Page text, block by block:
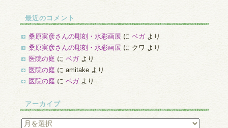
最近のコメント
桑原実彦さんの彫刻・水彩画展 に ベガより
桑原実彦さんの彫刻・水彩画展 に クワ より
医院の庭 に ベガより
医院の庭 に amitakeより
医院の庭 に ベガより
アーカイブ
ア